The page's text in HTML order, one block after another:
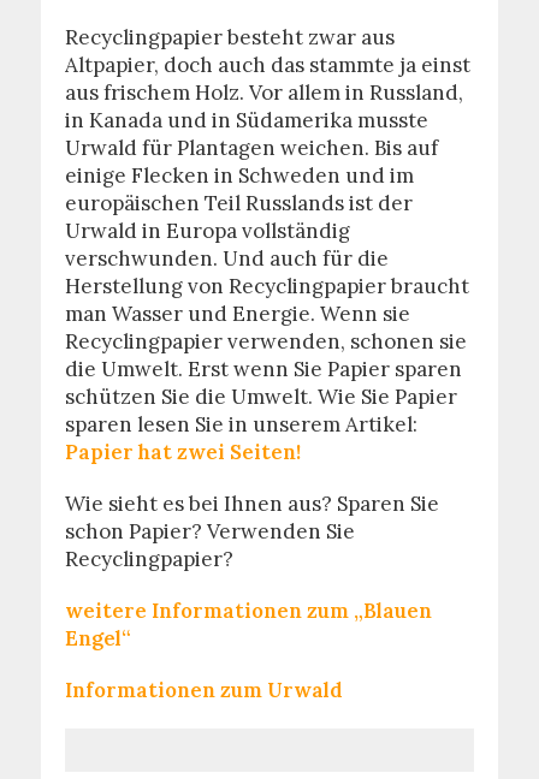
Recyclingpapier besteht zwar aus
Altpapier, doch auch das stammte ja einst
aus frischem Holz. Vor allem in Russland,
in Kanada und in Südamerika musste
Urwald für Plantagen weichen. Bis auf
einige Flecken in Schweden und im
europäischen Teil Russlands ist der
Urwald in Europa vollständig
verschwunden. Und auch für die
Herstellung von Recyclingpapier braucht
man Wasser und Energie. Wenn sie
Recyclingpapier verwenden, schonen sie
die Umwelt. Erst wenn Sie Papier sparen
schützen Sie die Umwelt. Wie Sie Papier
sparen lesen Sie in unserem Artikel:
Papier hat zwei Seiten!
Wie sieht es bei Ihnen aus? Sparen Sie
schon Papier? Verwenden Sie
Recyclingpapier?
weitere Informationen zum „Blauen
Engel“
Informationen zum Urwald